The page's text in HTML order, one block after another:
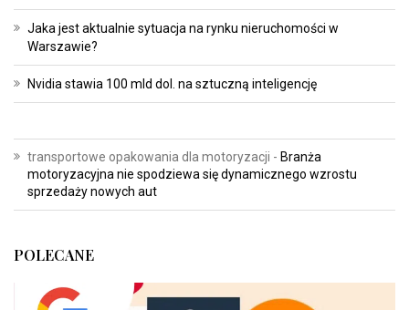
Jaka jest aktualnie sytuacja na rynku nieruchomości w
Warszawie?
Nvidia stawia 100 mld dol. na sztuczną inteligencję
transportowe opakowania dla motoryzacji - Branża
motoryzacyjna nie spodziewa się dynamicznego wzrostu
sprzedaży nowych aut
POLECANE